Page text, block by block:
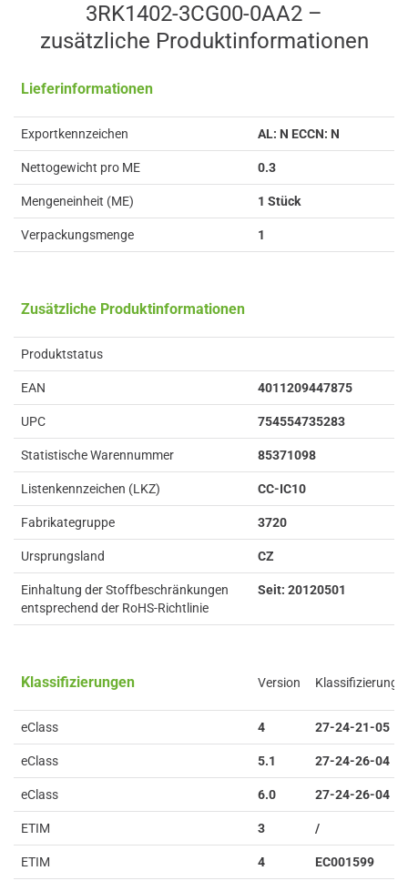
3RK1402-3CG00-0AA2 –
zusätzliche Produkt­informationen
Lieferinformationen
Exportkennzeichen AL: N ECCN: N
Nettogewicht pro ME 0.3
Mengeneinheit (ME) 1 Stück
Verpackungsmenge 1
Zusätzliche Produktinformationen
Produktstatus
EAN 4011209447875
UPC 754554735283
Statistische Warennummer 85371098
Listenkennzeichen (LKZ) CC-IC10
Fabrikategruppe 3720
Ursprungsland CZ
Einhaltung der Stoffbeschränkungen
entsprechend der RoHS-Richtlinie
Seit: 20120501
Klassifizierungen Version Klassifizierung
eClass 4 27-24-21-05
eClass 5.1 27-24-26-04
eClass 6.0 27-24-26-04
ETIM 3 /
ETIM 4 EC001599